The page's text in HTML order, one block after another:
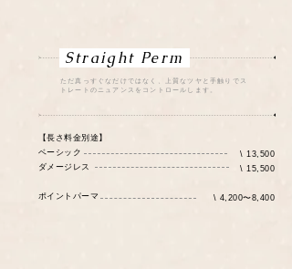
Straight Perm
ただ真っすぐなだけではなく、上質なツヤと手触りでス
トレートのニュアンスをコントロールします。
\ 13,500
\ 15,500
\ 4,200〜8,400
【長さ料金別途】
ベーシック
ダメージレス
​ポイントパーマ